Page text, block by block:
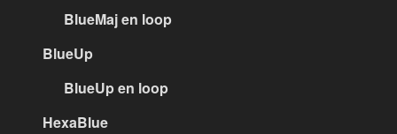
BlueMaj en loop
BlueUp
BlueUp en loop
HexaBlue